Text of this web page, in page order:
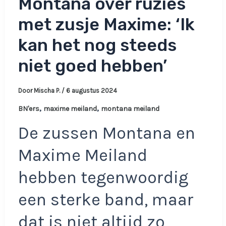
met zusje Maxime: ‘Ik
kan het nog steeds
niet goed hebben’
Door Mischa P. / 6 augustus 2024
BN'ers, maxime meiland, montana meiland
De zussen Montana en
Maxime Meiland
hebben tegenwoordig
een sterke band, maar
dat is niet altijd zo